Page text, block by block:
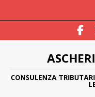
CONSULENZA